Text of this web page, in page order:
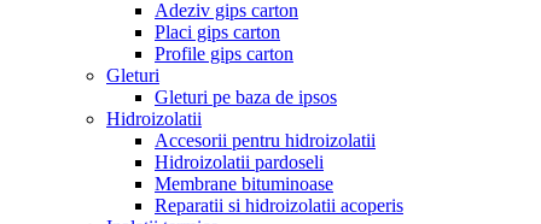
Adeziv gips carton
Placi gips carton
Profile gips carton
Gleturi
Gleturi pe baza de ipsos
Hidroizolatii
Accesorii pentru hidroizolatii
Hidroizolatii pardoseli
Membrane bituminoase
Reparatii si hidroizolatii acoperis